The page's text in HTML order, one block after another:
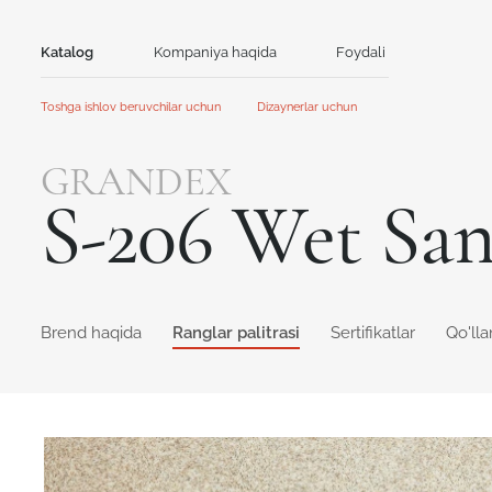
Katalog
Tosh
Akril tosh
GRANDEX
NEOMARM
Avant Quartz
Noblle Quartz
Kompaniya haqida Foydali
Toshga ishlov beruvchilar uchun
Hamkorlik
Aksiyalar va yangiliklar
Qo'llanma
Kataloglar va taqdimotlar
Dizaynerlar uchun
Mijozlar uchun kontent
GRANDEX
S-206 Wet
Brend haqida Ranglar palitrasi Sertifikatlar